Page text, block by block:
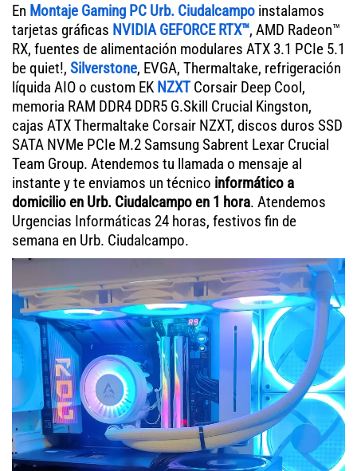
En Montaje Gaming PC Urb. Ciudalcampo instalamos
tarjetas gráficas NVIDIA GEFORCE RTX™, AMD Radeon™
RX, fuentes de alimentación modulares ATX 3.1 PCIe 5.1
be quiet!, Silverstone, EVGA, Thermaltake, refrigeración
líquida AIO o custom EK NZXTCorsair Deep Cool,
memoria RAM DDR4 DDR5 G.Skill Crucial Kingston,
cajas ATX Thermaltake Corsair NZXT, discos duros SSD
SATA NVMe PCIe M.2 Samsung Sabrent Lexar Crucial
Team Group. Atendemos tu llamada o mensaje al
instante y te enviamos un técnico informático a
domicilio en Urb. Ciudalcampo en 1 hora. Atendemos
Urgencias Informáticas 24 horas, festivos fin de
semana en Urb. Ciudalcampo.